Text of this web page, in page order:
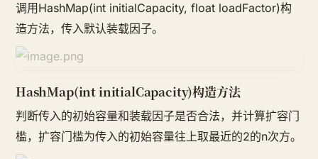
调用HashMap(int initialCapacity, float loadFactor)构
造方法，传入默认装载因子。
HashMap(int initialCapacity)构造方法
判断传入的初始容量和装载因子是否合法，并计算扩容门
槛，扩容门槛为传入的初始容量往上取最近的2的n次方。